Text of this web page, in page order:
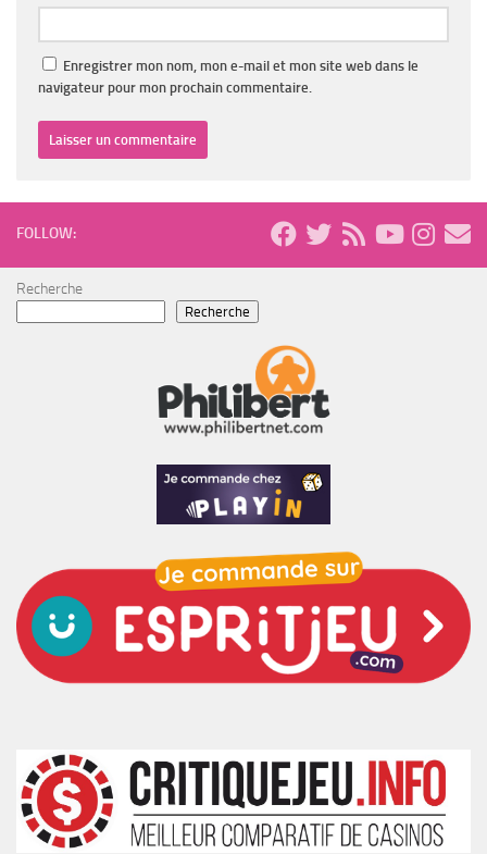
Enregistrer mon nom, mon e-mail et mon site web dans le
navigateur pour mon prochain commentaire.
FOLLOW:
Recherche
Recherche